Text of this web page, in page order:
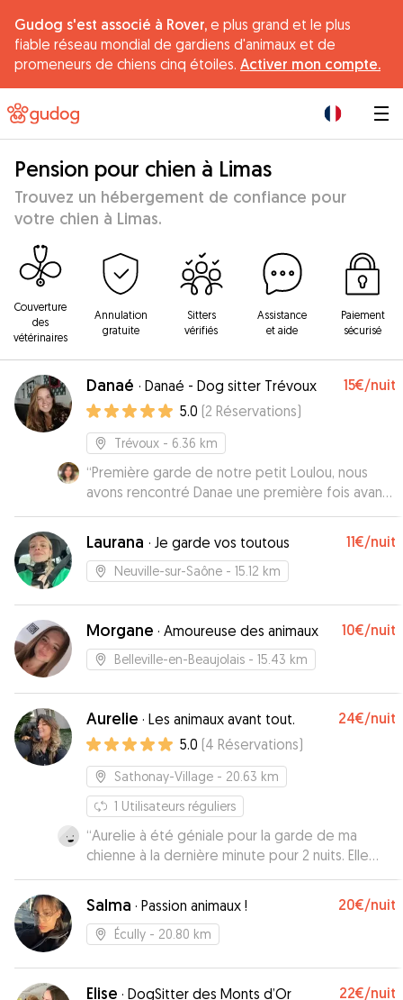
Gudog s'est associé à Rover, e plus grand et le plus
fiable réseau mondial de gardiens d'animaux et de
promeneurs de chiens cinq étoiles. Activer mon compte.
Pension pour chien à Limas
Trouvez un hébergement de confiance pour
votre chien à Limas.
Couverture
des
vétérinaires
Annulation
gratuite
Sitters
vérifiés
Assistance
et aide
Paiement
sécurisé
Danaé · Danaé - Dog sitter Trévoux 15€/nuit
5.0 (2 Réservations)
Trévoux - 6.36 km
“Première garde de notre petit Loulou, nous
avons rencontré Danae une première fois avant
le Jour J. Le courant est tout de suite bien passé
! Danae est une personne patiente,
compréhensive, gentille et attentionnée. Elle
nous a envoyé des photos tous les jours et était
vous la recommande les yeux fermés :)”
Laurana · Je garde vos toutous 11€/nuit
Neuville-sur-Saône - 15.12 km
Morgane · Amoureuse des animaux 10€/nuit
Belleville-en-Beaujolais - 15.43 km
Aurelie · Les animaux avant tout. 24€/nuit
5.0 (4 Réservations)
Sathonay-Village - 20.63 km
1 Utilisateurs réguliers
“Aurelie à été géniale pour la garde de ma
chienne à la dernière minute pour 2 nuits. Elle
s'en est occupée comme si c'était la sienne. Je
recommande.
Salma · Passion animaux ! 20€/nuit
Écully - 20.80 km
Elise · DogSitter des Monts d’Or 22€/nuit